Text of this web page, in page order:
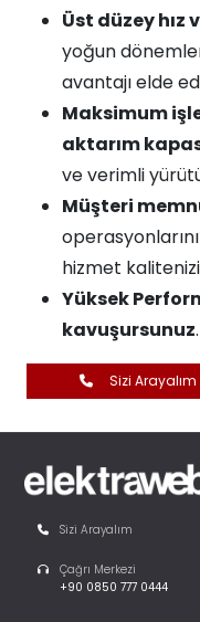
Üst düzey
yoğun
avantajı elde
Maksimum
aktarım
ve verimli
Müşteri
hizmet
Yüksek
kavuşursunuz.
Sizi Arayalım
Sizi Arayalım
Çağrı Merkezi
+90 0850 777 0444